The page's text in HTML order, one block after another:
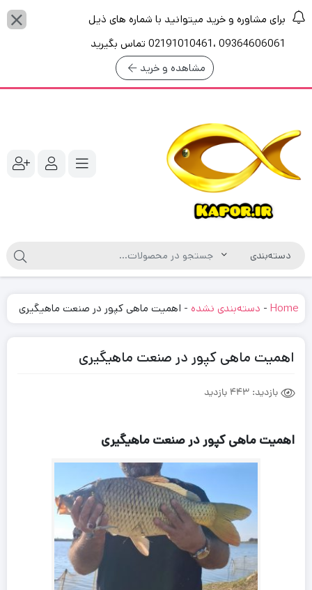
برای مشاوره و خرید میتوانید با شماره های ذیل
09364606061 ،02191010461 تماس بگیرید
مشاهده و خرید
Home
- دسته‌بندی نشده - اهمیت ماهی کپور در صنعت ماهیگیری
اهمیت ماهی کپور در صنعت ماهیگیری
بازدید: 443 بازدید
اهمیت ماهی کپور در صنعت ماهیگیری